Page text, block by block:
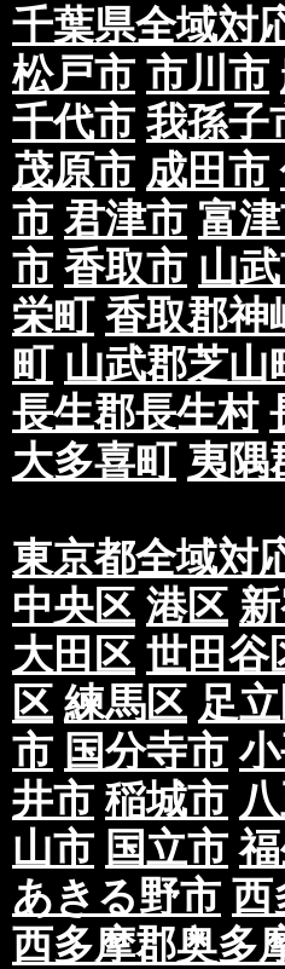
千葉県全域対
松戸市 市川市
千代市 我孫子
茂原市 成田市
市 君津市 富
市 香取市 山
栄町 香取郡神
町 山武郡芝山
長生郡長生村
大多喜町 夷隅
東京都全域対
中央区 港区
大田区 世田谷
区 練馬区 足
市 国分寺市
井市 稲城市
山市 国立市
あきる野市 西
西多摩郡奥多